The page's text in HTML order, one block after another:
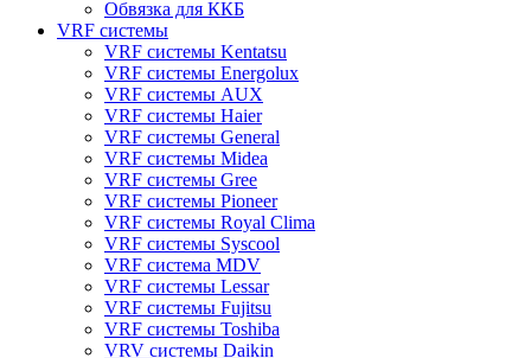
Обвязка для ККБ
VRF системы
VRF системы Kentatsu
VRF системы Energolux
VRF системы AUX
VRF системы Haier
VRF системы General
VRF системы Midea
VRF системы Gree
VRF системы Pioneer
VRF системы Royal Clima
VRF системы Syscool
VRF система MDV
VRF системы Lessar
VRF системы Fujitsu
VRF системы Toshiba
VRV системы Daikin